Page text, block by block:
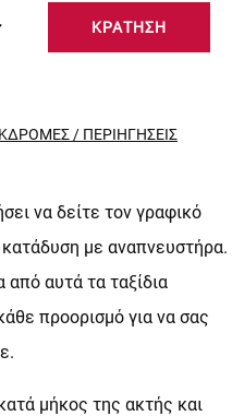
KΡΆΤΗΣΗ
/ ΠΕΡΙΗΓΉΣΕΙΣ
να δείτε τον γραφικό
κατάδυση με αναπνευστήρα.
αυτά τα ταξίδια
προορισμό για να σας
μήκος της ακτής και